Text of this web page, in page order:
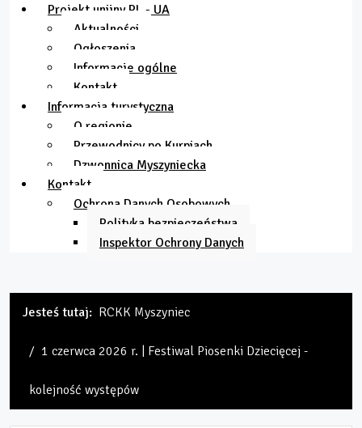
Projekt unijny PL - UA
Aktualności
Ogłoszenia
Informacje ogólne
Kontakt
Informacja turystyczna
O regionie
Przewodnicy po Kurpiach
Dzwonnica Myszyniecka
Kontakt
Ochrona Danych Osobowych
Polityka bezpieczeństwa
Inspektor Ochrony Danych
Jesteś tutaj: RCKK Myszyniec
1 czerwca 2026 r. | Festiwal Piosenki Dziecięcej -
kolejność występów